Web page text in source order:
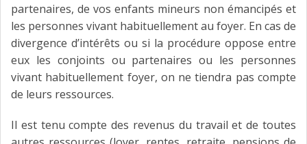
partenaires, de vos enfants mineurs non émancipés et
les personnes vivant habituellement au foyer. En cas de
divergence d’intérêts ou si la procédure oppose entre
eux les conjoints ou partenaires ou les personnes
vivant habituellement foyer, on ne tiendra pas compte
de leurs ressources.
Il est tenu compte des revenus du travail et de toutes